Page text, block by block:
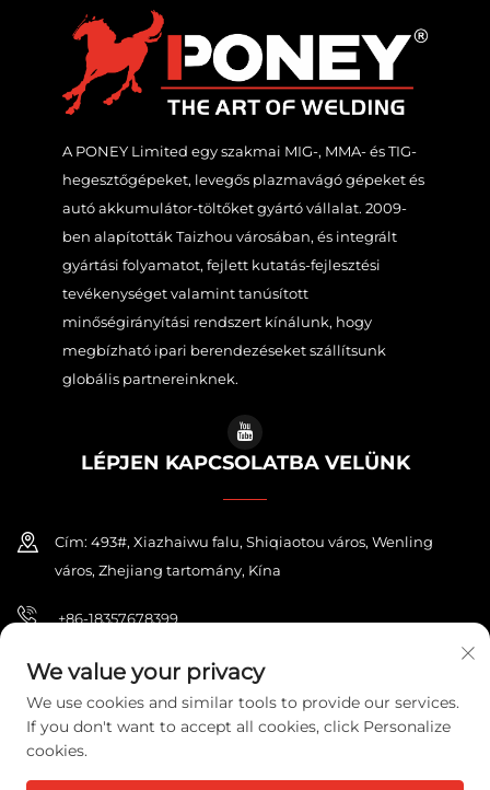
A PONEY Limited egy szakmai MIG-, MMA- és TIG-
hegesztőgépeket, levegős plazmavágó gépeket és
autó akkumulátor-töltőket gyártó vállalat. 2009-
ben alapították Taizhou városában, és integrált
gyártási folyamatot, fejlett kutatás-fejlesztési
tevékenységet valamint tanúsított
minőségirányítási rendszert kínálunk, hogy
megbízható ipari berendezéseket szállítsunk
globális partnereinknek.
LÉPJEN KAPCSOLATBA VELÜNK
Cím: 493#, Xiazhaiwu falu, Shiqiaotou város, Wenling
város, Zhejiang tartomány, Kína
+86-18357678399
[email protected]
Copyright © 2026 ZHEJIANG PONEY ELECTRIC CO.,LTD. Minden jog
fenntartva. Adatvédelmi irányelvek
We value your privacy
We use cookies and similar tools to provide our services.
If you don't want to accept all cookies, click Personalize
cookies.